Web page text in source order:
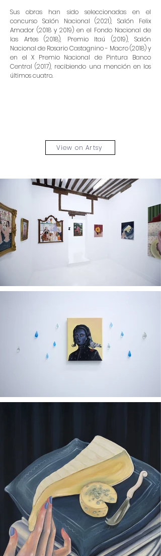
Sus obras han sido seleccionadas en el
concurso Salón Nacional (2021), Salón Felix
Amador (2018 y 2019) en el Fondo Nacional de
las Artes (2018), Premio Itaú (2019), Salón
Nacional de Rosario Castagnino - Macro (2018) y
en el X Premio Nacional de Pintura Banco
Central (2017), recibiendo una mención en los
últimos cuatro.
View on Artsy